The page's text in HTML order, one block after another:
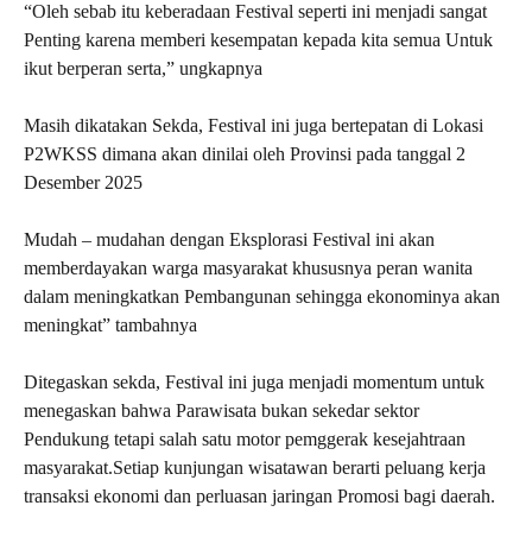
“Oleh sebab itu keberadaan Festival seperti ini menjadi sangat
Penting karena memberi kesempatan kepada kita semua Untuk
ikut berperan serta,” ungkapnya
Masih dikatakan Sekda, Festival ini juga bertepatan di Lokasi
P2WKSS dimana akan dinilai oleh Provinsi pada tanggal 2
Desember 2025
Mudah – mudahan dengan Eksplorasi Festival ini akan
memberdayakan warga masyarakat khususnya peran wanita
dalam meningkatkan Pembangunan sehingga ekonominya akan
meningkat” tambahnya
Ditegaskan sekda, Festival ini juga menjadi momentum untuk
menegaskan bahwa Parawisata bukan sekedar sektor
Pendukung tetapi salah satu motor pemggerak kesejahtraan
masyarakat.Setiap kunjungan wisatawan berarti peluang kerja
transaksi ekonomi dan perluasan jaringan Promosi bagi daerah.